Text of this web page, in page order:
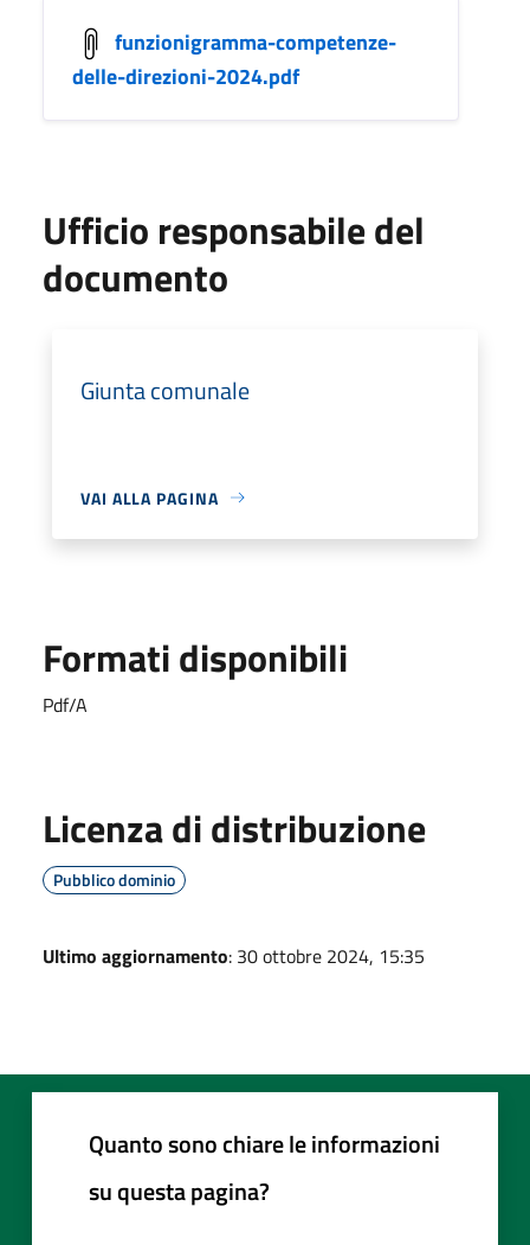
funzionigramma-competenze-
delle-direzioni-2024.pdf
Ufficio responsabile del
documento
Giunta comunale
VAI ALLA PAGINA
Formati disponibili
Pdf/A
Licenza di distribuzione
Pubblico dominio
Ultimo aggiornamento: 30 ottobre 2024, 15:35
Quanto sono chiare le informazioni
su questa pagina?